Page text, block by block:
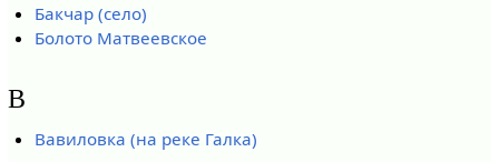
Бакчар (село)
Болото Матвеевское
В
Вавиловка (на реке Галка)